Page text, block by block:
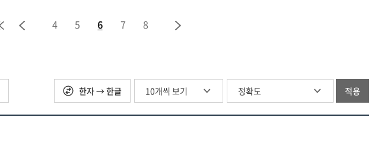
4 5 6 7 8
한자 → 한글 적용